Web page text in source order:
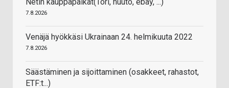
7.8.2026
Venäjä hyökkäsi Ukrainaan 24. helmikuuta 2022
7.8.2026
Säästäminen ja sijoittaminen (osakkeet, rahastot,
ETF:t...)